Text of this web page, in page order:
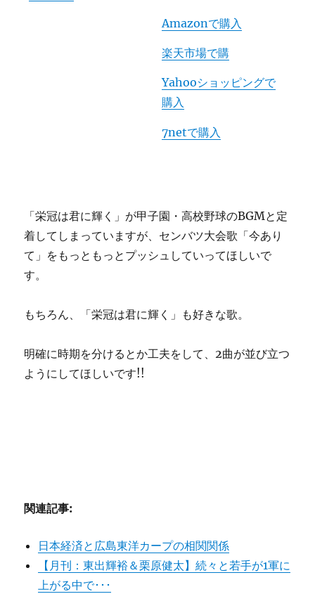
Amazonで購入
楽天市場で購
Yahooショッピングで
購入
7netで購入
「栄冠は君に輝く」が甲子園・高校野球のBGMと定
着してしまっていますが、センバツ大会歌 「今あり
て」をもっともっとプッシュしていってほしいで
す。
もちろん、「栄冠は君に輝く」も好きな歌。
明確に時期を分けるとか工夫をして、2曲が並び立つ
ようにしてほしいです!!
関連記事:
日本経済と広島東洋カープの相関関係
【月刊：東出輝裕＆栗原健太】続々と若手が1軍に
上がる中で･･･